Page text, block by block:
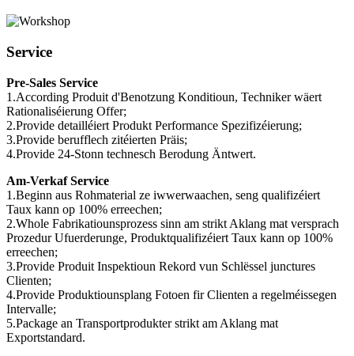
Service
Pre-Sales Service
1.According Produit d'Benotzung Konditioun, Techniker wäert
Rationaliséierung Offer;
2.Provide detailléiert Produkt Performance Spezifizéierung;
3.Provide berufflech zitéierten Präis;
4.Provide 24-Stonn technesch Berodung Äntwert.
Am-Verkaf Service
1.Beginn aus Rohmaterial ze iwwerwaachen, seng qualifizéiert
Taux kann op 100% erreechen;
2.Whole Fabrikatiounsprozess sinn am strikt Aklang mat versprach
Prozedur Ufuerderunge, Produktqualifizéiert Taux kann op 100%
erreechen;
3.Provide Produit Inspektioun Rekord vun Schlëssel junctures
Clienten;
4.Provide Produktiounsplang Fotoen fir Clienten a regelméissegen
Intervalle;
5.Package an Transportprodukter strikt am Aklang mat
Exportstandard.